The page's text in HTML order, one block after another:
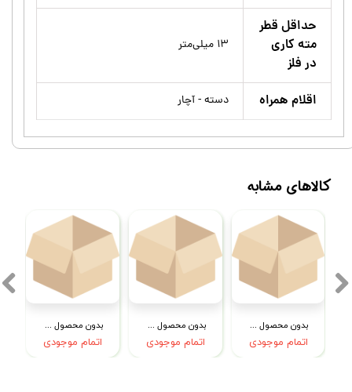
حداقل قطر
مته کاری
در فلز
۱۳ میلی‌متر
اقلام همراه دسته - آچار
بدون محصول جهت نمایش
اتمام موجودی
بدون محصول جهت نمایش
اتمام موجودی
بدون محصول جهت نمایش
اتمام موجودی
کالاهای مشابه